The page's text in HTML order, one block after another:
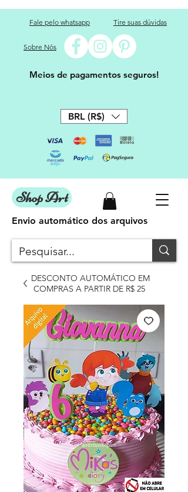
Fale pelo whatsapp Tire suas dúvidas
Sobre Nós
Meios de pagamentos seguros!
BRL (R$)
Shop Art
DESCONTO AUTOMÁTICO EM
COMPRAS A PARTIR DE R$ 25
Envio automático dos arquivos